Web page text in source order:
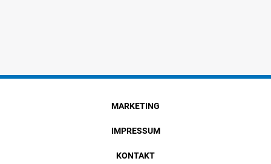
MARKETING
IMPRESSUM
KONTAKT